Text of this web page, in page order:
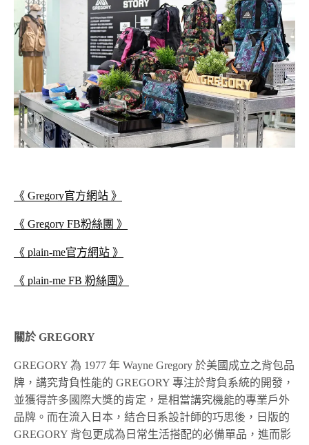
《 Gregory官方網站 》
《 Gregory FB粉絲團 》
《 plain-me官方網站 》
《 plain-me FB 粉絲團》
關於 GREGORY
GREGORY 為 1977 年 Wayne Gregory 於美國成立之背包品
牌，講究背負性能的 GREGORY 專注於背負系統的開發，
並獲得許多國際大獎的肯定，是相當講究機能的專業戶外
品牌。而在流入日本，結合日系設計師的巧思後，日版的
GREGORY 背包更成為日常生活搭配的必備單品，進而影